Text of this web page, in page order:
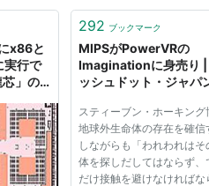
x86と
実行で
」の
292 ブックマーク
MIPSがPowerVRの
Imaginationに身売り |
ッシュドット・ジャパ
スティーブン・ホーキング
地球外生命体の存在を確信
しながらも「われわれはそ
体を探しだしてはならず、
だけ接触を避けなければな